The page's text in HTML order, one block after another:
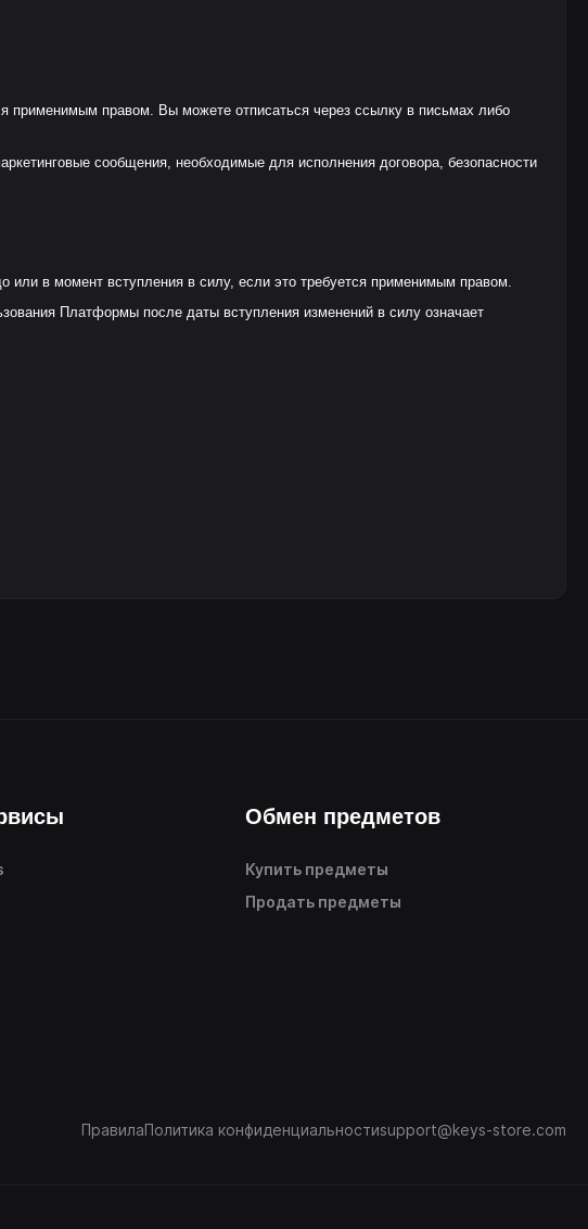
применимым правом. Вы можете отписаться через ссылку в письмах либо
сообщения, необходимые для исполнения договора, безопасности
в момент вступления в силу, если это требуется применимым правом.
Платформы после даты вступления изменений в силу означает
Обмен предметов
Купить предметы
Продать предметы
ПравилаПолитика конфиденциальностиsupport@keys-store.com